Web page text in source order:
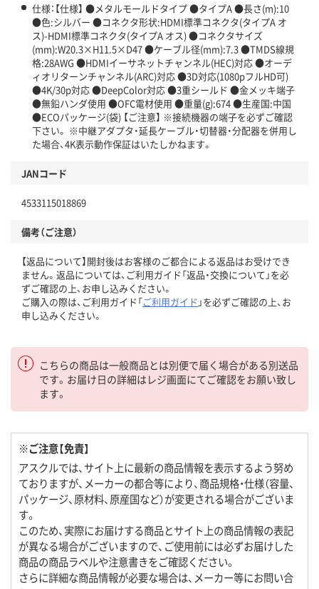
仕様：【仕様】 ●メタルモールドタイプ ●タイプA ●長さ(m):10
●色:シルバー ●コネクタ形状:HDMI標準コネクタ(タイプA オ
ス)-HDMI標準コネクタ(タイプA オス) ●コネクタサイズ
(mm):W20.3×H11.5×D47 ●ケーブル径(mm):7.3 ●TMDS線規
格:28AWG ●HDMIイーサネットチャンネル(HEC)対応 ●オーデ
ィオリターンチャンネル(ARC)対応 ●3D対応(1080pフルHD可)
●4K/30p対応 ●DeepColor対応 ●3重シールド ●金メッキ端子
●無鉛ハンダ使用 ●OFC電材使用 ●重量(g):674 ●生産国:中国
●ECOパッケージ(袋) 【ご注意】 ※接続機器の端子を必ずご確認
下さい。 ※中継アダプタ・延長ケーブル・切替器・分配器を併用し
た場合、4K表示動作保証はいたしかねます。
JANコード
4533115018869
備考（ご注意）
【返品について】開封後はお客様のご都合による返品はお受けでき
ません。返品については、ご利用ガイド「返品・交換について」を必
ずご確認の上、お申し込みください。
ご購入の際は、ご利用ガイド「ご利用ガイド 」を必ずご確認の上、お
申し込みください。
こちらの商品は一般商品とは別便で届く場合がある別送品
です。お届け日の詳細はレジ画面にてご確認をお願い致し
ます。
※ご注意【免責】
アスクルでは、サイト上に最新の商品情報を表示するよう努め
ておりますが、メーカーの都合等により、商品規格・仕様（容量、
パッケージ、原材料、原産国など）が変更される場合がございま
す。
このため、実際にお届けする商品とサイト上の商品情報の表記
が異なる場合がございますので、ご使用前には必ずお届けした
商品の商品ラベルや注意書きをご確認ください。
さらに詳細な商品情報が必要な場合は、メーカー等にお問い合